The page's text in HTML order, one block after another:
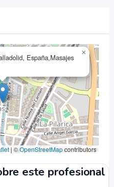
España,Masajes
×
| ©OpenStreetMapcontributors
este profesional